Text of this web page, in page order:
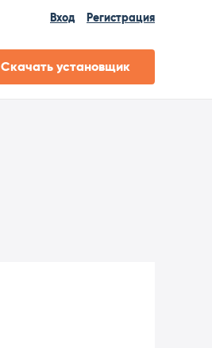
Вход Регистрация
Скачать установщик